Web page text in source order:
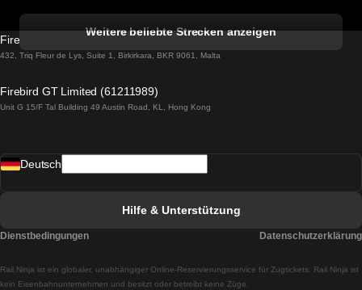
Züge von Lissabon nach Lagos
Züge von Lissabon nach Madrid
Züge von Lissabon nach Braga
Weitere beliebte Strecken anzeigen
Firebird GT Limited (OC 1451)
432, Triq Fleur de Lys, Suite 1, Birkirkara, BKR 9061, Malta
Firebird GT Limited (61211989)
Unit G 15/F Tal Building 49 Austin Road, KL, Hong Kong
Rail.Ninja ist ein globaler, unabhängiger Online-Reservierungsservice für Zugtickets. Rail Ninja ist
kein Eisenbahnunternehmen und besitzt oder betreibt keine Züge.
Deutsch
Hilfe & Unterstützung
Dienstbedingungen Datenschutzerklärung